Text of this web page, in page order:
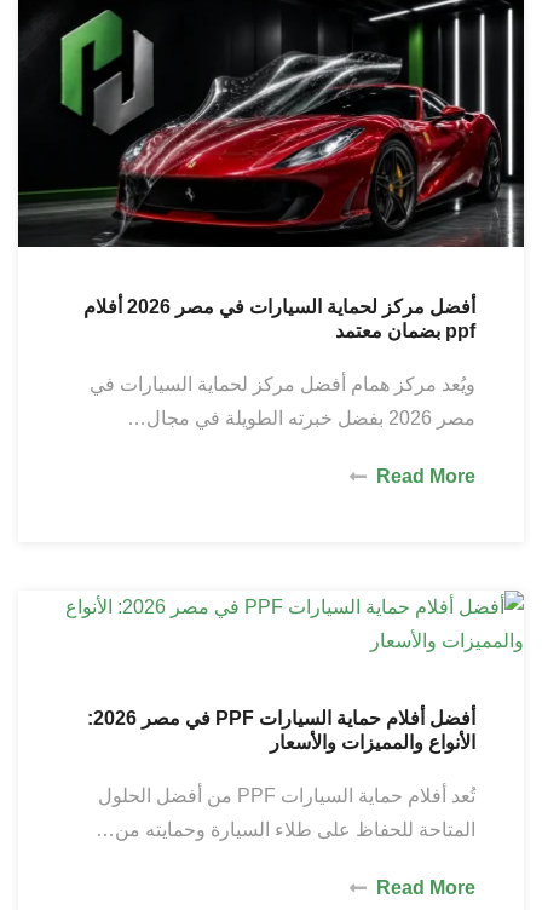
أفضل مركز لحماية السيارات في مصر 2026 أفلام
ppf بضمان معتمد
ويُعد مركز همام أفضل مركز لحماية السيارات في
مصر 2026 بفضل خبرته الطويلة في مجال…
Read More
أفضل أفلام حماية السيارات PPF في مصر 2026:
الأنواع والمميزات والأسعار
تُعد أفلام حماية السيارات PPF من أفضل الحلول
المتاحة للحفاظ على طلاء السيارة وحمايته من…
Read More